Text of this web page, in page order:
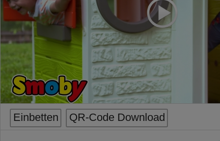
Einbetten QR-Code Download